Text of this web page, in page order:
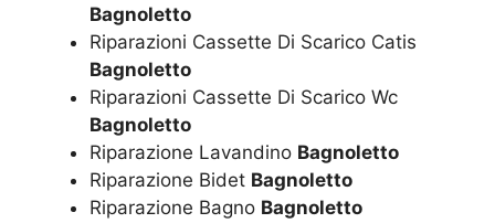
Bagnoletto
Riparazioni Cassette Di Scarico Catis
Bagnoletto
Riparazioni Cassette Di Scarico Wc
Bagnoletto
Riparazione Lavandino Bagnoletto
Riparazione Bidet Bagnoletto
Riparazione Bagno Bagnoletto